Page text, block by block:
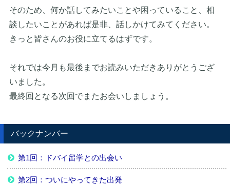
そのため、何か話してみたいことや困っていること、相
談したいことがあれば是非、話しかけてみてください。
きっと皆さんのお役に立てるはずです。
それでは今月も最後までお読みいただきありがとうござ
いました。
最終回となる次回でまたお会いしましょう。
バックナンバー
第1回：ドバイ留学との出会い
第2回：ついにやってきた出発